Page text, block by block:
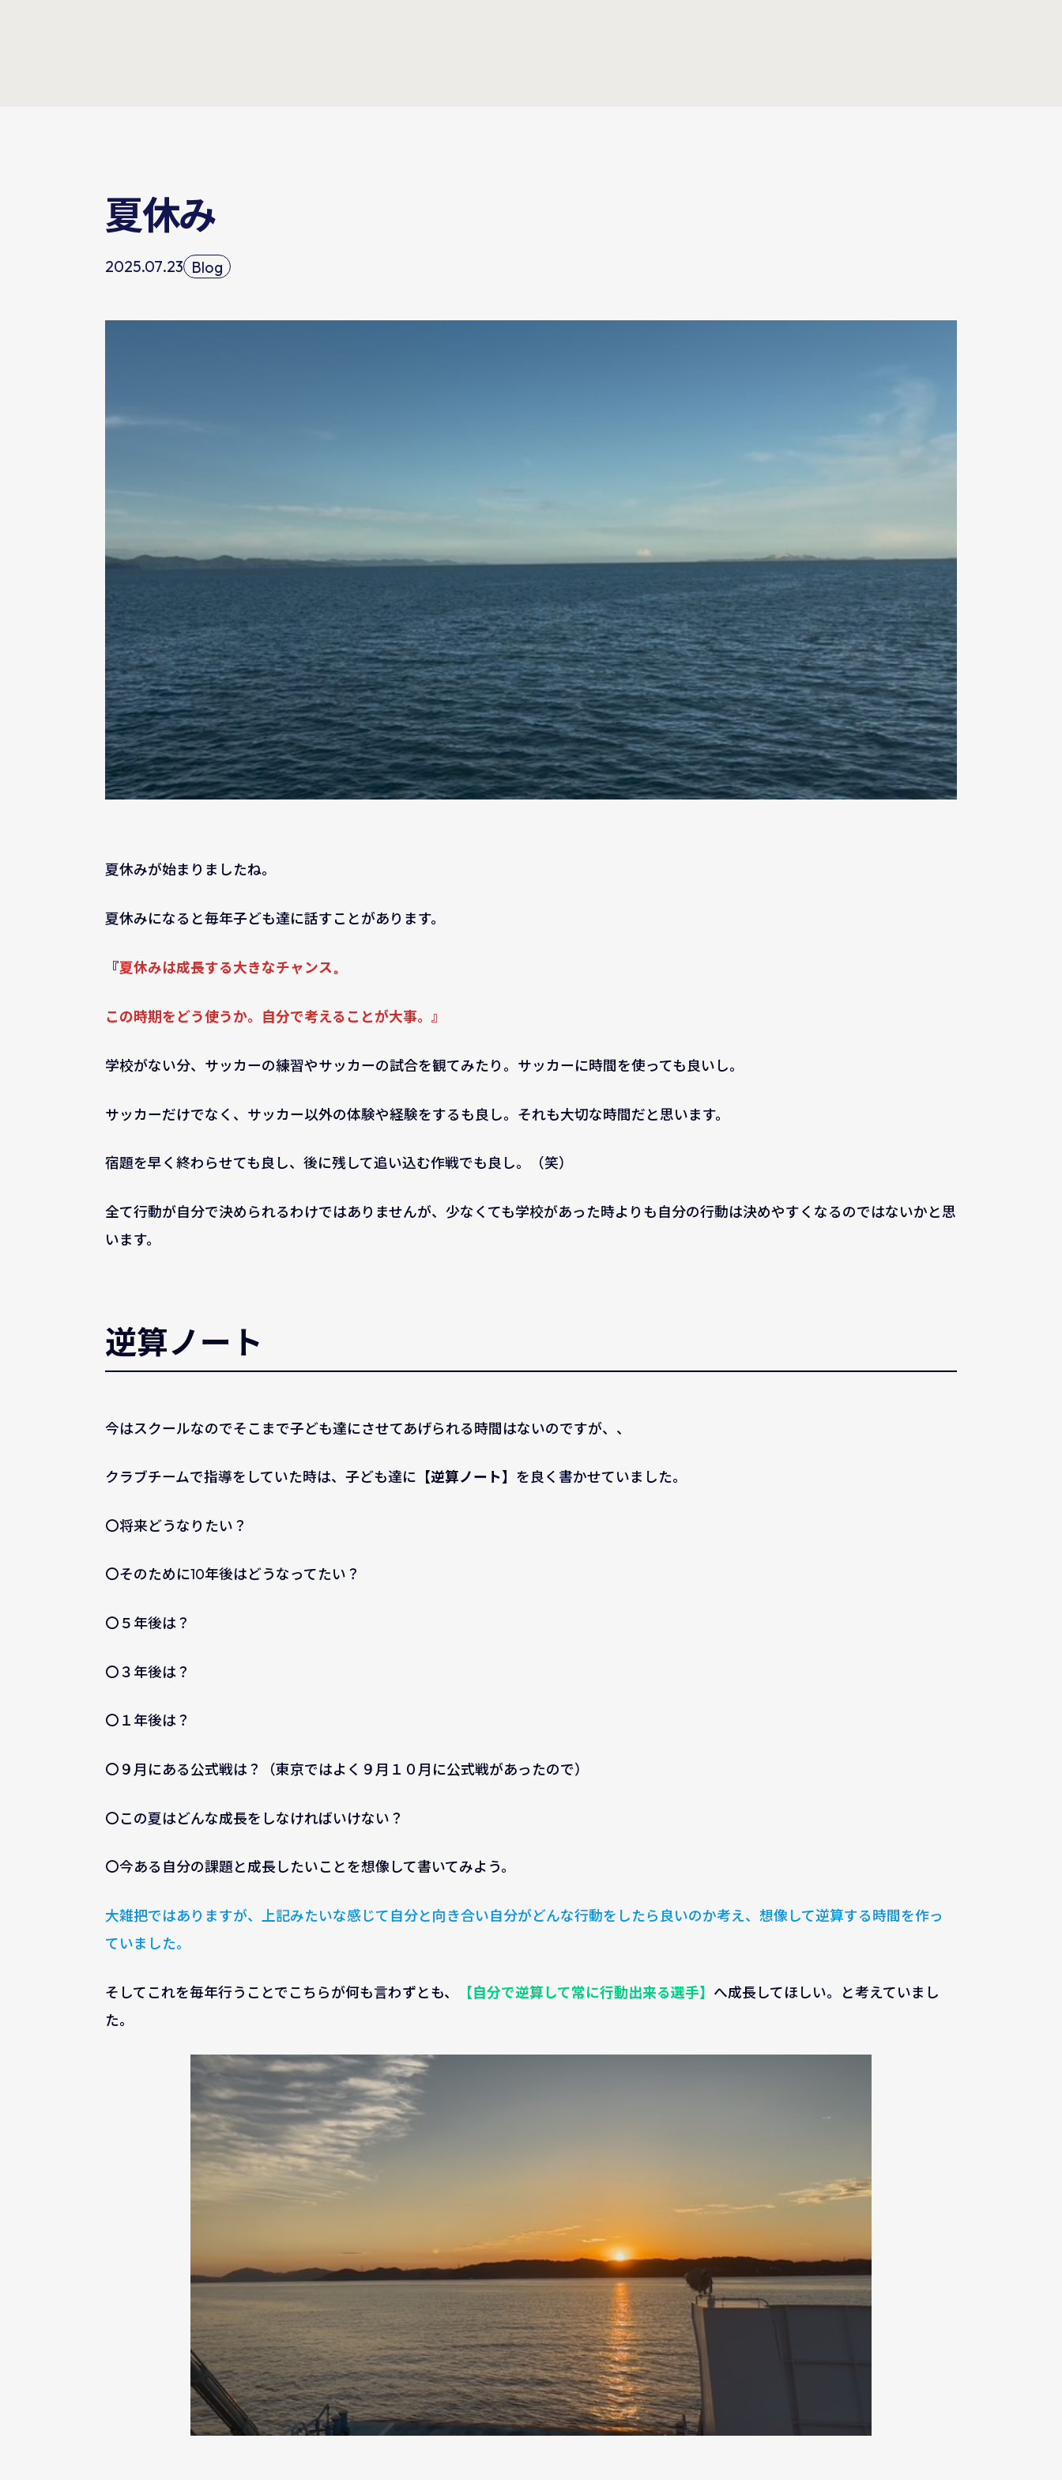
夏休み
2025.07.23 Blog
夏休みが始まりましたね。
夏休みになると毎年子ども達に話すことがあります。
『夏休みは成長する大きなチャンス。
この時期をどう使うか。自分で考えることが大事。』
学校がない分、サッカーの練習やサッカーの試合を観てみたり。サッカーに時間を使っても良いし。
サッカーだけでなく、サッカー以外の体験や経験をするも良し。それも大切な時間だと思います。
宿題を早く終わらせても良し、後に残して追い込む作戦でも良し。（笑）
全て行動が自分で決められるわけではありませんが、少なくても学校があった時よりも自分の行動は決めやすくなるのではないかと思
います。
逆算ノート
今はスクールなのでそこまで子ども達にさせてあげられる時間はないのですが、、
クラブチームで指導をしていた時は、子ども達に 【逆算ノート】 を良く書かせていました。
〇将来どうなりたい？
〇そのために10年後はどうなってたい？
〇５年後は？
〇３年後は？
〇１年後は？
〇９月にある公式戦は？（東京ではよく９月１０月に公式戦があったので）
〇この夏はどんな成長をしなければいけない？
〇今ある自分の課題と成長したいことを想像して書いてみよう。
大雑把ではありますが、上記みたいな感じて自分と向き合い自分がどんな行動をしたら良いのか考え、想像して逆算する時間を作っ
ていました。
そしてこれを毎年行うことでこちらが何も言わずとも、 【自分で逆算して常に行動出来る選手】 へ成長してほしい。と考えていまし
た。